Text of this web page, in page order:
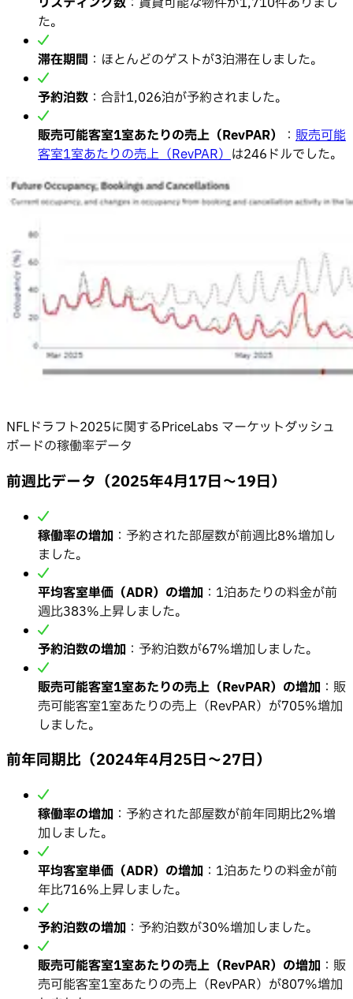
た。
滞在期間 ：ほとんどのゲストが3泊滞在しました。
予約泊数 ：合計1,026泊が予約されました。
販売可能客室1室あたりの売上（RevPAR）
： 販売可能
客室1室あたりの売上（RevPAR）は246ドルでした。
NFLドラフト2025に関するPriceLabs マーケットダッシュ
ボードの稼働率データ
前週比データ（2025年4月17日〜19日）
稼働率の増加 ：予約された部屋数が前週比8%増加し
ました。
平均客室単価（ADR）の増加 ：1泊あたりの料金が前
週比383%上昇しました。
予約泊数の増加 ：予約泊数が67%増加しました。
販売可能客室1室あたりの売上（RevPAR）の増加 ：販
売可能客室1室あたりの売上（RevPAR）が705%増加
しました。
前年同期比（2024年4月25日〜27日）
稼働率の増加 ：予約された部屋数が前年同期比2%増
加しました。
平均客室単価（ADR）の増加 ：1泊あたりの料金が前
年比716%上昇しました。
予約泊数の増加 ：予約泊数が30%増加しました。
販売可能客室1室あたりの売上（RevPAR）の増加 ：販
売可能客室1室あたりの売上（RevPAR）が807%増加